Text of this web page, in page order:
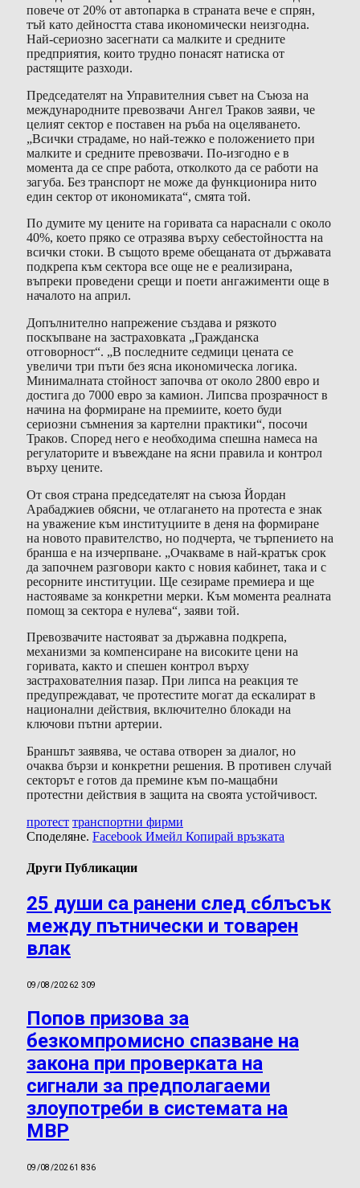
повече от 20% от автопарка в страната вече е спрян,
тъй като дейността става икономически неизгодна.
Най-сериозно засегнати са малките и средните
предприятия, които трудно понасят натиска от
растящите разходи.
Председателят на Управителния съвет на Съюза на
международните превозвачи Ангел Траков заяви, че
целият сектор е поставен на ръба на оцеляването.
„Всички страдаме, но най-тежко е положението при
малките и средните превозвачи. По-изгодно е в
момента да се спре работа, отколкото да се работи на
загуба. Без транспорт не може да функционира нито
един сектор от икономиката“, смята той.
По думите му цените на горивата са нараснали с около
40%, което пряко се отразява върху себестойността на
всички стоки. В същото време обещаната от държавата
подкрепа към сектора все още не е реализирана,
въпреки проведени срещи и поети ангажименти още в
началото на април.
Допълнително напрежение създава и рязкото
поскъпване на застраховката „Гражданска
отговорност“. „В последните седмици цената се
увеличи три пъти без ясна икономическа логика.
Минималната стойност започва от около 2800 евро и
достига до 7000 евро за камион. Липсва прозрачност в
начина на формиране на премиите, което буди
сериозни съмнения за картелни практики“, посочи
Траков. Според него е необходима спешна намеса на
регулаторите и въвеждане на ясни правила и контрол
върху цените.
От своя страна председателят на съюза Йордан
Арабаджиев обясни, че отлагането на протеста е знак
на уважение към институциите в деня на формиране
на новото правителство, но подчерта, че търпението на
бранша е на изчерпване. „Очакваме в най-кратък срок
да започнем разговори както с новия кабинет, така и с
ресорните институции. Ще сезираме премиера и ще
настояваме за конкретни мерки. Към момента реалната
помощ за сектора е нулева“, заяви той.
Превозвачите настояват за държавна подкрепа,
механизми за компенсиране на високите цени на
горивата, както и спешен контрол върху
застрахователния пазар. При липса на реакция те
предупреждават, че протестите могат да ескалират в
национални действия, включително блокади на
ключови пътни артерии.
Браншът заявява, че остава отворен за диалог, но
очаква бързи и конкретни решения. В противен случай
секторът е готов да премине към по-мащабни
протестни действия в защита на своята устойчивост.
протест транспортни фирми
Споделяне. Facebook Имейл Копирай връзката
Други Публикации
25 души са ранени след сблъсък
между пътнически и товарен
влак
09/08/20262 309
Попов призова за
безкомпромисно спазване на
закона при проверката на
сигнали за предполагаеми
злоупотреби в системата на
МВР
09/08/20261 836